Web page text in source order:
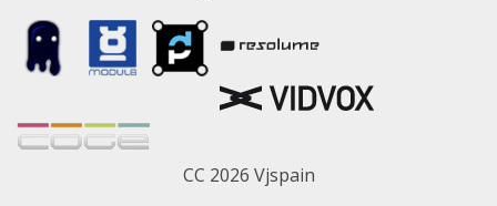
CC 2026 Vjspain